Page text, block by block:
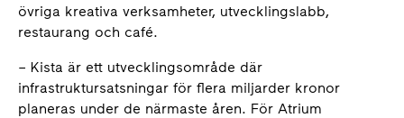
övriga kreativa verksamheter, utvecklingslabb,
restaurang och café.
– Kista är ett utvecklingsområde där
infrastruktursatsningar för flera miljarder kronor
planeras under de närmaste åren. För Atrium